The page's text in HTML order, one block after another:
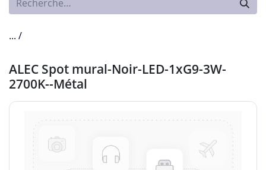
... /
ALEC Spot mural-Noir-LED-1xG9-3W-
2700K--Métal